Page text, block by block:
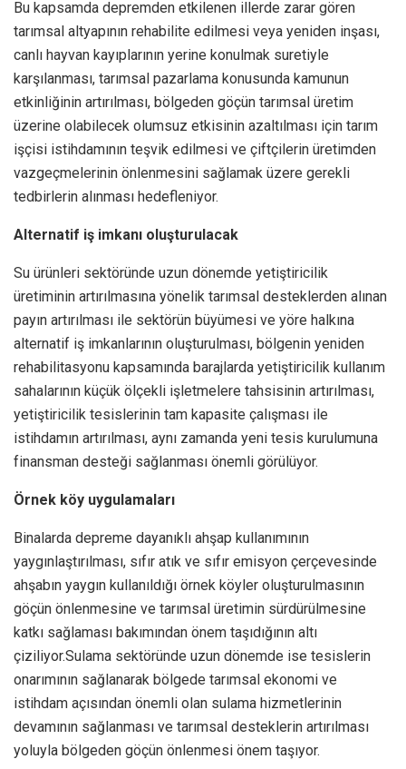
Bu kapsamda depremden etkilenen illerde zarar gören
tarımsal altyapının rehabilite edilmesi veya yeniden inşası,
canlı hayvan kayıplarının yerine konulmak suretiyle
karşılanması, tarımsal pazarlama konusunda kamunun
etkinliğinin artırılması, bölgeden göçün tarımsal üretim
üzerine olabilecek olumsuz etkisinin azaltılması için tarım
işçisi istihdamının teşvik edilmesi ve çiftçilerin üretimden
vazgeçmelerinin önlenmesini sağlamak üzere gerekli
tedbirlerin alınması hedefleniyor.
Alternatif iş imkanı oluşturulacak
Su ürünleri sektöründe uzun dönemde yetiştiricilik
üretiminin artırılmasına yönelik tarımsal desteklerden alınan
payın artırılması ile sektörün büyümesi ve yöre halkına
alternatif iş imkanlarının oluşturulması, bölgenin yeniden
rehabilitasyonu kapsamında barajlarda yetiştiricilik kullanım
sahalarının küçük ölçekli işletmelere tahsisinin artırılması,
yetiştiricilik tesislerinin tam kapasite çalışması ile
istihdamın artırılması, aynı zamanda yeni tesis kurulumuna
finansman desteği sağlanması önemli görülüyor.
Örnek köy uygulamaları
Binalarda depreme dayanıklı ahşap kullanımının
yaygınlaştırılması, sıfır atık ve sıfır emisyon çerçevesinde
ahşabın yaygın kullanıldığı örnek köyler oluşturulmasının
göçün önlenmesine ve tarımsal üretimin sürdürülmesine
katkı sağlaması bakımından önem taşıdığının altı
çiziliyor.Sulama sektöründe uzun dönemde ise tesislerin
onarımının sağlanarak bölgede tarımsal ekonomi ve
istihdam açısından önemli olan sulama hizmetlerinin
devamının sağlanması ve tarımsal desteklerin artırılması
yoluyla bölgeden göçün önlenmesi önem taşıyor.